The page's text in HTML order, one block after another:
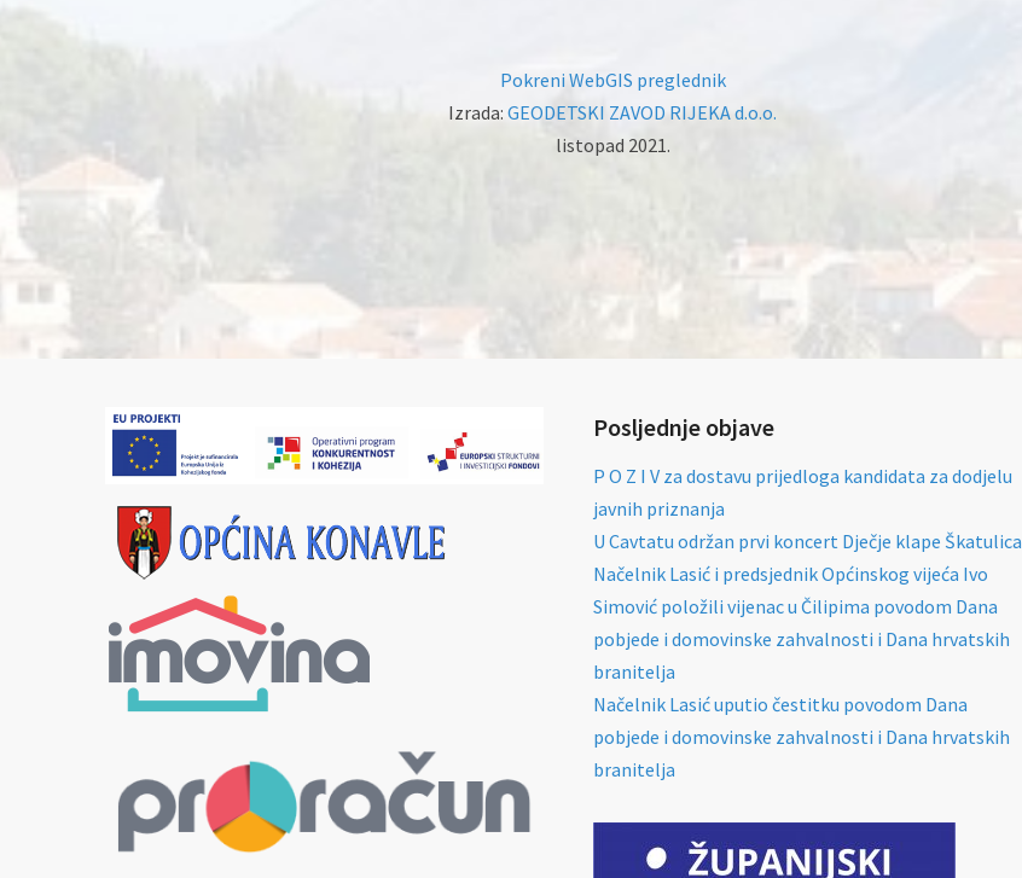
Pokreni WebGIS preglednik
Izrada: GEODETSKI ZAVOD RIJEKA d.o.o.
listopad 2021.
Posljednje objave
P O Z I V za dostavu prijedloga kandidata za dodjelu
javnih priznanja
U Cavtatu održan prvi koncert Dječje klape Škatulica
Načelnik Lasić i predsjednik Općinskog vijeća Ivo
Simović položili vijenac u Čilipima povodom Dana
pobjede i domovinske zahvalnosti i Dana hrvatskih
branitelja
Načelnik Lasić uputio čestitku povodom Dana
pobjede i domovinske zahvalnosti i Dana hrvatskih
branitelja